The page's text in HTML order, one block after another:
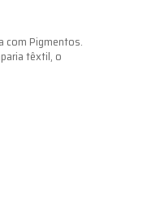
com Pigmentos.
têxtil, o